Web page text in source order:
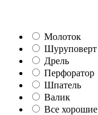
Молоток
Шуруповерт
Дрель
Перфоратор
Шпатель
Валик
Все хорошие